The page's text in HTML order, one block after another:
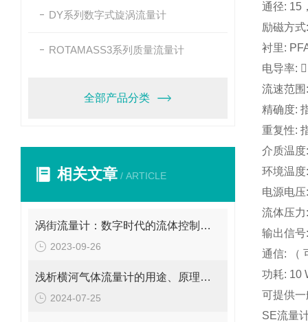
DY系列数字式旋涡流量计
ROTAMASS3系列质量流量计
全部产品分类
相关文章 / ARTICLE
涡街流量计：数字时代的流体控制新篇章
2023-09-26
浅析横河气体流量计的用途、原理和使用方法
2024-07-25
通径: 15
励磁方式
衬里:
电导率: 
流速范围
精确度:
重复性:
介质温度
环境温度
电源电压
流体压力
输出信号
通信: （
功耗: 10
可提供
SE流量